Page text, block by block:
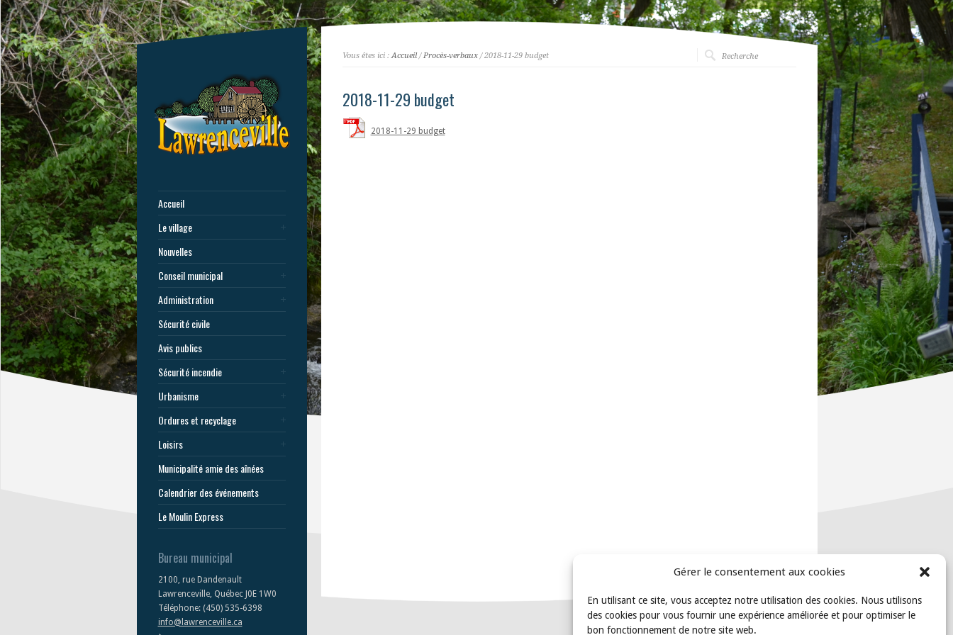
Gérer le consentement aux cookies
En utilisant ce site, vous acceptez notre utilisation des cookies. Nous utilisons
des cookies pour vous fournir une expérience améliorée et pour optimiser le
bon fonctionnement de notre site web.
Accueil
Le village
Nouvelles
Conseil municipal
Administration
Sécurité civile
Avis publics
Sécurité incendie
Urbanisme
Ordures et recyclage
Loisirs
Municipalité amie des aînées
Calendrier des événements
Le Moulin Express
Bureau municipal
2100, rue Dandenault
Lawrenceville, Québec J0E 1W0
Téléphone: (450) 535-6398
info@lawrenceville.ca
Vous êtes ici :Accueil/Procès-verbaux/ 2018-11-29 budget
2018-11-29 budget
2018-11-29 budget